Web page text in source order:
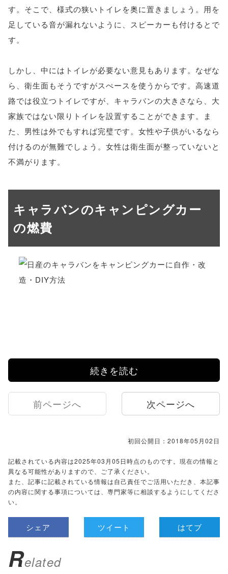
す。そこで、様式の狭いトイレを奥に置きましょう。用を
足している音が漏れないように、スピーカーも付けるとで
す。
しかし、中にはトイレが必要ない意見もあります。なぜな
ら、衛生面もそうですがスぺースを使うからです。高速道
路では役立つトイレですが、キャラバンの大きさなら、大
家族ではない限りトイレを設置することができます。ま
た、男性は外でもすれば完璧です。女性や子供がいるなら
付けるのが無難でしょう。女性は衛生面が整っていないと
不満がります。
キャラバンのキャンピングカー
の燃費
続きを読む
前ページへ 次ページへ
初回公開日：2018年05月02日
記載されている内容は2025年03月05日時点のものです。現在の情報と
異なる可能性がありますので、ご了承ください。
また、記事に記載されている情報は自己責任でご活用いただき、本記事
の内容に関する事項については、専門家等に相談するようにしてくださ
い。
シェア ツイート はてブ
Related